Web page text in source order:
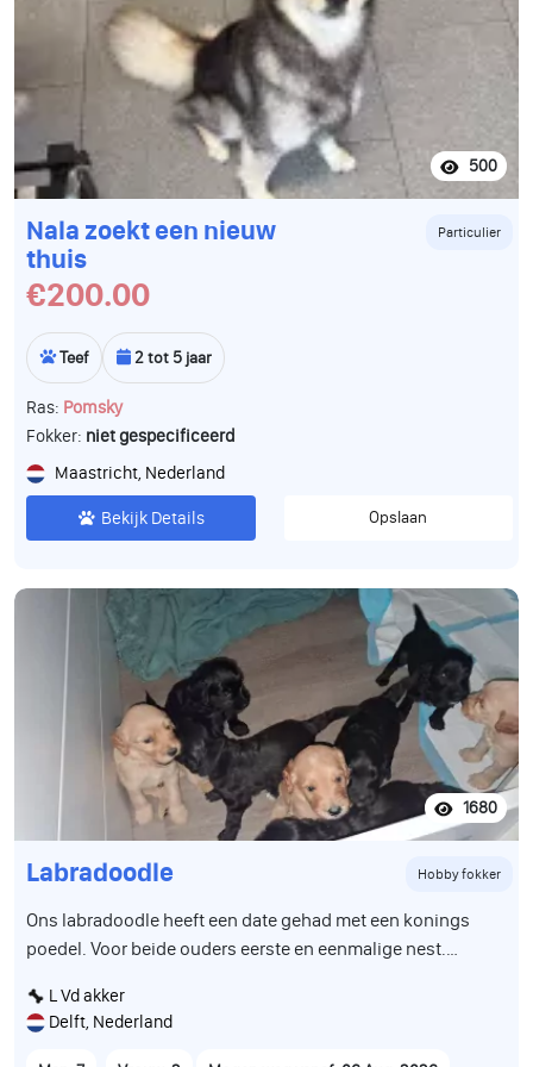
500
Nala zoekt een nieuw
thuis
Particulier
€200.00
Teef 2 tot 5 jaar
Ras: Pomsky
Fokker: niet gespecificeerd
Maastricht, Nederland
Bekijk Details Opslaan
1680
Labradoodle Hobby fokker
Ons labradoodle heeft een date gehad met een konings
poedel. Voor beide ouders eerste en eenmalige nest.
gekomen. We hebben 2 teefjes en 7 reutjes beschikbaar Ze
groeien op in huiselijke kring met andere dieren en
L Vd akker
Delft, Nederland